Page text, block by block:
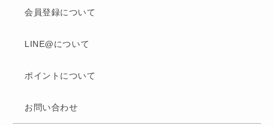
会員登録について
LINE@について
ポイントについて
お問い合わせ